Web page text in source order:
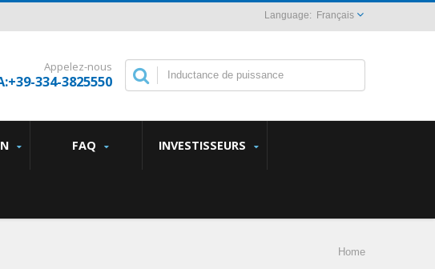
Français
Appelez-nous
334-3825550
FAQ INVESTISSEURS
Home